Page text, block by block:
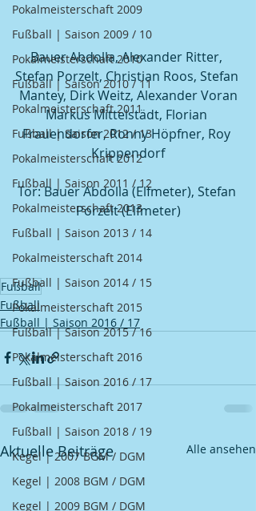
Pokalmeisterschaft 2009
Fußball | Saison 2009 / 10
Pokalmeisterschaft 2010
Fußball | Saison 2010 / 11
Pokalmeisterschaft 2011
Fußball | Saison 2012 / 13
Pokalmeisterschaft 2012
Fußball | Saison 2011 / 12
Pokalmeisterschaft 2013
Fußball | Saison 2013 / 14
Pokalmeisterschaft 2014
Fußball | Saison 2014 / 15
Pokalmeisterschaft 2015
Fußball | Saison 2015 / 16
Pokalmeisterschaft 2016
Fußball | Saison 2016 / 17
Pokalmeisterschaft 2017
Fußball | Saison 2018 / 19
Kegel | 2007 BGM / DGM
Kegel | 2008 BGM / DGM
Kegel | 2009 BGM / DGM
Bauer Abdolla, Alexander Ritter,
Stefan Porzelt, Christian Roos, Stefan
Mantey, Dirk Weitz, Alexander Voran
Markus Mittelstädt, Florian
Frauendorfer, Ronny Höpfner, Roy
Krippendorf
Tor: Bauer Abdolla (Elfmeter), Stefan
Porzelt (Elfmeter)
Fußball
Fußball
Fußball | Saison 2016 / 17
Aktuelle Beiträge Alle ansehen